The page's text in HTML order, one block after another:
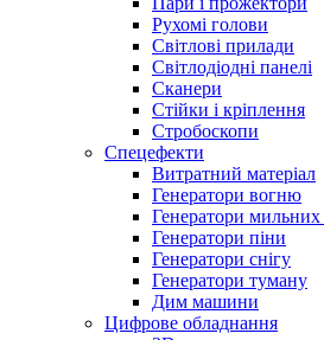
Рухомі голови
Світлові прилади
Світлодіодні панелі
Сканери
Стійки і кріплення
Стробоскопи
Спецефекти
Витратний матеріал
Генератори вогню
Генератори
Генератори піни
Генератори снігу
Генератори туману
Дим машини
Цифрове обладнання